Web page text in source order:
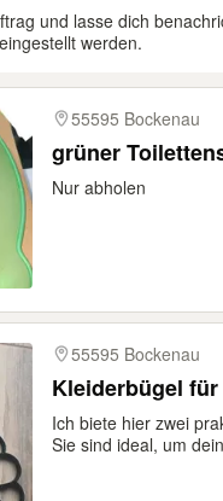
und lasse dich
werden.
55595 Bockenau
grüner
Nur abholen
55595 Bockenau
Kleiderbügel
Ich biete hier zwei
Sie sind ideal, um